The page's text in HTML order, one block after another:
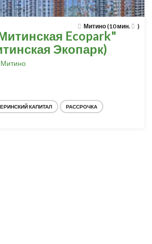
Митино (10 мин. )
Ecopark"
Экопарк)
Митино
КАПИТАЛ РАССРОЧКА